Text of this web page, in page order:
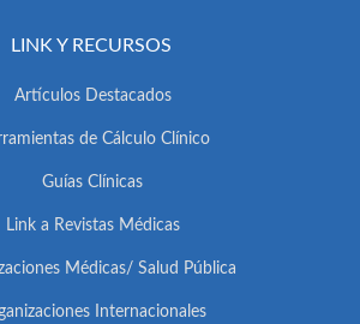
LINK Y RECURSOS
Artículos Destacados
de Cálculo Clínico
Guías Clínicas
Link a Revistas Médicas
Médicas/ Salud Pública
Internacionales